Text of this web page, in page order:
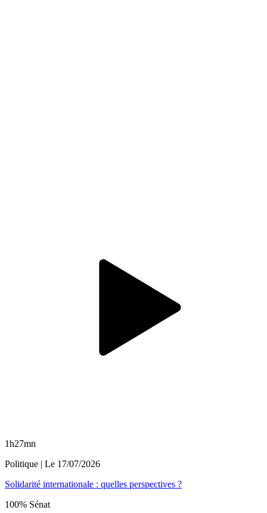
1h27mn
Politique | Le 17/07/2026
Solidarité internationale : quelles perspectives ?
100% Sénat